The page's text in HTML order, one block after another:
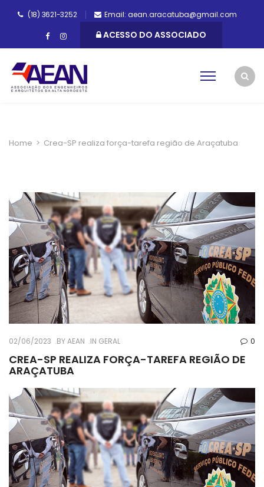
(18) 3621-3252 Email: aean.aracatuba@gmail.com
ACESSO DO ASSOCIADO
Home > Crea-SP realiza força-tarefa região de Araçatuba
02/06/2023 BYAEAN IN GERAL 0
CREA-SP REALIZA FORÇA-TAREFA REGIÃO DE
ARAÇATUBA